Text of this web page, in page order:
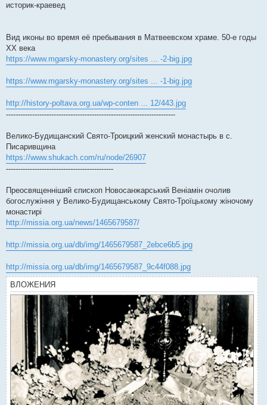
историк-краевед
Вид иконы во время её пребывания в Матвеевском храме. 50-е годы
ХХ века
https://www.mgarsky-monastery.org/sites ... -2-big.jpg
https://www.mgarsky-monastery.org/sites ... -1-big.jpg
http://history-poltava.org.ua/wp-conten ... 12/443.jpg
-----------------------------------------------------------------------
Велико-Будищанский Свято-Троицкий женский монастырь в с.
Писаривщина
https://www.shukach.com/ru/node/26907
---------------------------------------------
Преосвященніший єпископ Новосанжарський Веніамін очолив
богослужіння у Велико-Будищанському Свято-Троїцькому жіночому
монастирі
http://missia.org.ua/news/1465679587/
http://missia.org.ua/db/img/1465679587_2ebce6b5.jpg
http://missia.org.ua/db/img/1465679587_9c44f088.jpg
ВЛОЖЕНИЯ